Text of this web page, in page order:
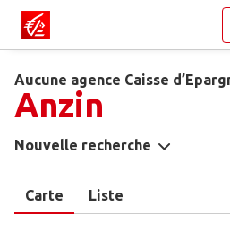
Aucune agence Caisse
Anzin
Nouvelle recherche
Carte Liste